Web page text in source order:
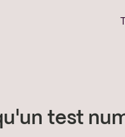
test